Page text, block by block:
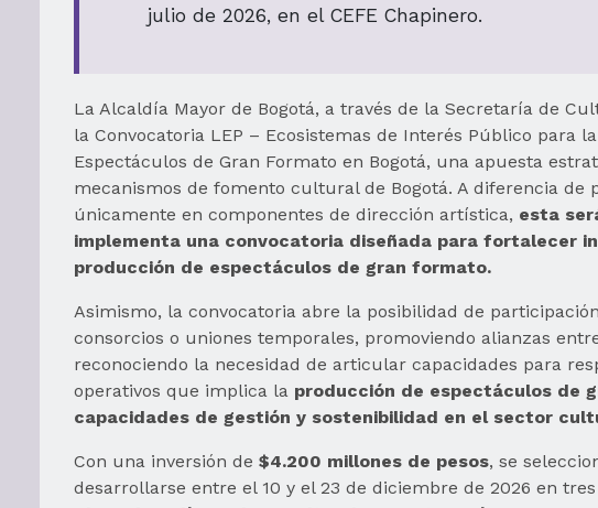
julio de 2026, en el CEFE Chapinero.
La Alcaldía Mayor de Bogotá, a través de la Secretaría de
la Convocatoria LEP – Ecosistemas de Interés Público para
Espectáculos de Gran Formato en Bogotá, una apuesta
mecanismos de fomento cultural de Bogotá. A diferencia de
únicamente en componentes de dirección artística, esta
implementa una convocatoria diseñada para fortalecer
producción de espectáculos de gran formato.
Asimismo, la convocatoria abre la posibilidad de
consorcios o uniones temporales, promoviendo alianzas
reconociendo la necesidad de articular capacidades para
operativos que implica la producción de espectáculos de
capacidades de gestión y sostenibilidad en el sector
Con una inversión de $4.200 millones de pesos, se
desarrollarse entre el 10 y el 23 de diciembre de 2026 en